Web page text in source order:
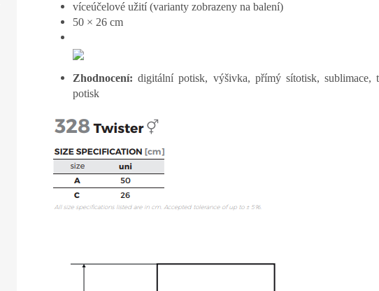
víceúčelové užití (varianty zobrazeny na balení)
50 × 26 cm
Zhodnocení: digitální potisk, výšivka, přímý sítotisk, sublimace,
potisk